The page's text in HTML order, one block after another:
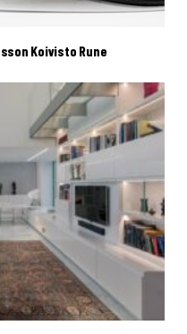
Koivisto Rune